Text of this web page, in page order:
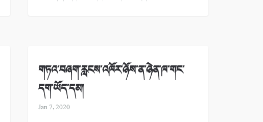
གཏའ་བཞག་རླངས་འཁོར་ཉོས་ན་ཉེན་ཁ་གང་
དག་ཡོད་དམ།
Jan 7, 2020